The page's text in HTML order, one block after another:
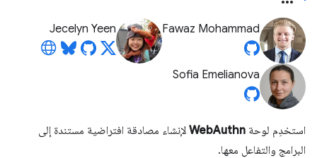
Fawaz Mohammad
Jecelyn Yeen
Sofia Emelianova
استخدِم لوحة WebAuthn لإنشاء مصادقة افتراضية مستندة إلى
البرامج والتفاعل معها.